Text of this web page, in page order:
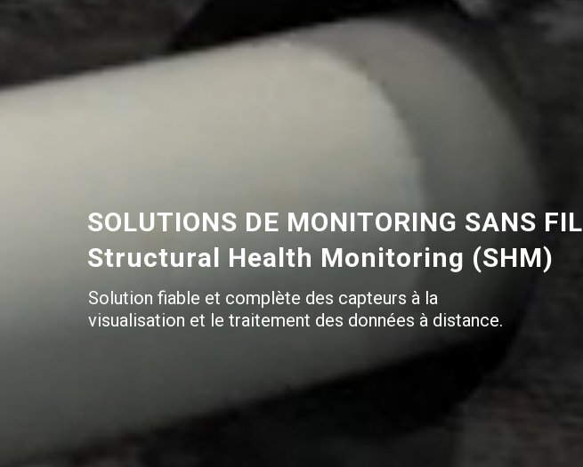
SOLUTIONS DE MONITORING SANS FIL
Structural Health Monitoring (SHM)
Solution fiable et complète des capteurs à la
visualisation et le traitement des données à distance.